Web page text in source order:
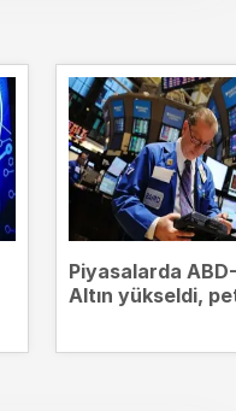
Piyasalarda
Altın yükseldi,